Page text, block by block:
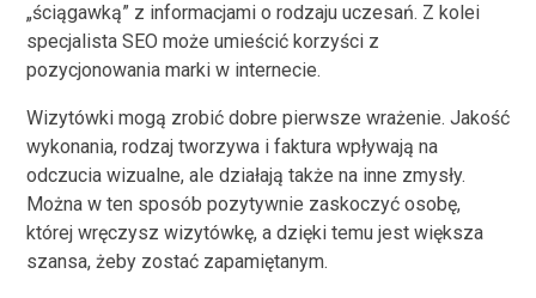
„ściągawką” z informacjami o rodzaju uczesań. Z kolei
specjalista SEO może umieścić korzyści z
pozycjonowania marki w internecie.
Wizytówki mogą zrobić dobre pierwsze wrażenie. Jakość
wykonania, rodzaj tworzywa i faktura wpływają na
odczucia wizualne, ale działają także na inne zmysły.
Można w ten sposób pozytywnie zaskoczyć osobę,
której wręczysz wizytówkę, a dzięki temu jest większa
szansa, żeby zostać zapamiętanym.